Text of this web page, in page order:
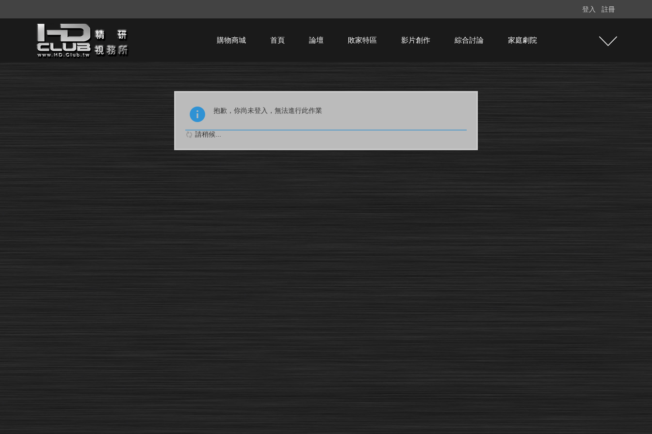
登入 註冊
購物商城 首頁 論壇 敗家特區 影片創作 綜合討論 家庭劇院
抱歉，你尚未登入，無法進行此作業
請稍候...